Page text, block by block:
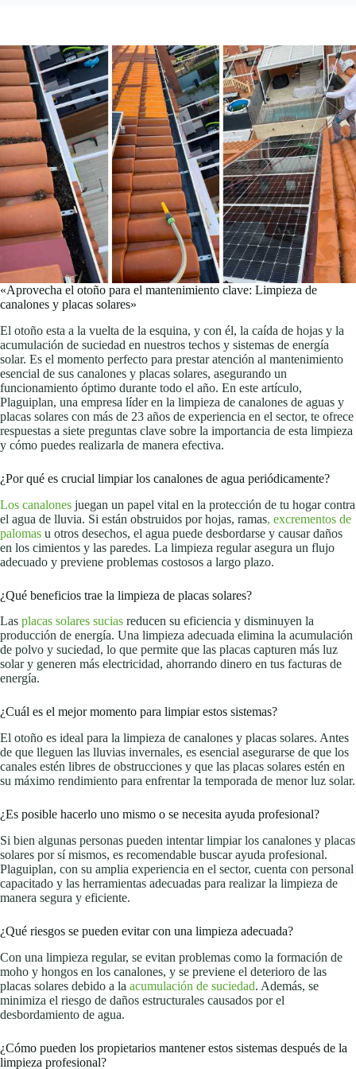
«Aprovecha el otoño para el mantenimiento clave: Limpieza de
canalones y placas solares»
El otoño esta a la vuelta de la esquina, y con él, la caída de hojas y la
acumulación de suciedad en nuestros techos y sistemas de energía
solar. Es el momento perfecto para prestar atención al mantenimiento
esencial de sus canalones y placas solares, asegurando un
funcionamiento óptimo durante todo el año. En este artículo,
Plaguiplan, una empresa líder en la limpieza de canalones de aguas y
placas solares con más de 23 años de experiencia en el sector, te ofrece
respuestas a siete preguntas clave sobre la importancia de esta limpieza
y cómo puedes realizarla de manera efectiva.
¿Por qué es crucial limpiar los canalones de agua periódicamente?
Los canalones juegan un papel vital en la protección de tu hogar contra
el agua de lluvia. Si están obstruidos por hojas, ramas, excrementos de
palomas u otros desechos, el agua puede desbordarse y causar daños
en los cimientos y las paredes. La limpieza regular asegura un flujo
adecuado y previene problemas costosos a largo plazo.
¿Qué beneficios trae la limpieza de placas solares?
Las placas solares sucias reducen su eficiencia y disminuyen la
producción de energía. Una limpieza adecuada elimina la acumulación
de polvo y suciedad, lo que permite que las placas capturen más luz
solar y generen más electricidad, ahorrando dinero en tus facturas de
energía.
¿Cuál es el mejor momento para limpiar estos sistemas?
El otoño es ideal para la limpieza de canalones y placas solares. Antes
de que lleguen las lluvias invernales, es esencial asegurarse de que los
canales estén libres de obstrucciones y que las placas solares estén en
su máximo rendimiento para enfrentar la temporada de menor luz solar.
¿Es posible hacerlo uno mismo o se necesita ayuda profesional?
Si bien algunas personas pueden intentar limpiar los canalones y placas
solares por sí mismos, es recomendable buscar ayuda profesional.
Plaguiplan, con su amplia experiencia en el sector, cuenta con personal
capacitado y las herramientas adecuadas para realizar la limpieza de
manera segura y eficiente.
¿Qué riesgos se pueden evitar con una limpieza adecuada?
Con una limpieza regular, se evitan problemas como la formación de
moho y hongos en los canalones, y se previene el deterioro de las
placas solares debido a la acumulación de suciedad. Además, se
minimiza el riesgo de daños estructurales causados ​​por el
desbordamiento de agua.
¿Cómo pueden los propietarios mantener estos sistemas después de la
limpieza profesional?